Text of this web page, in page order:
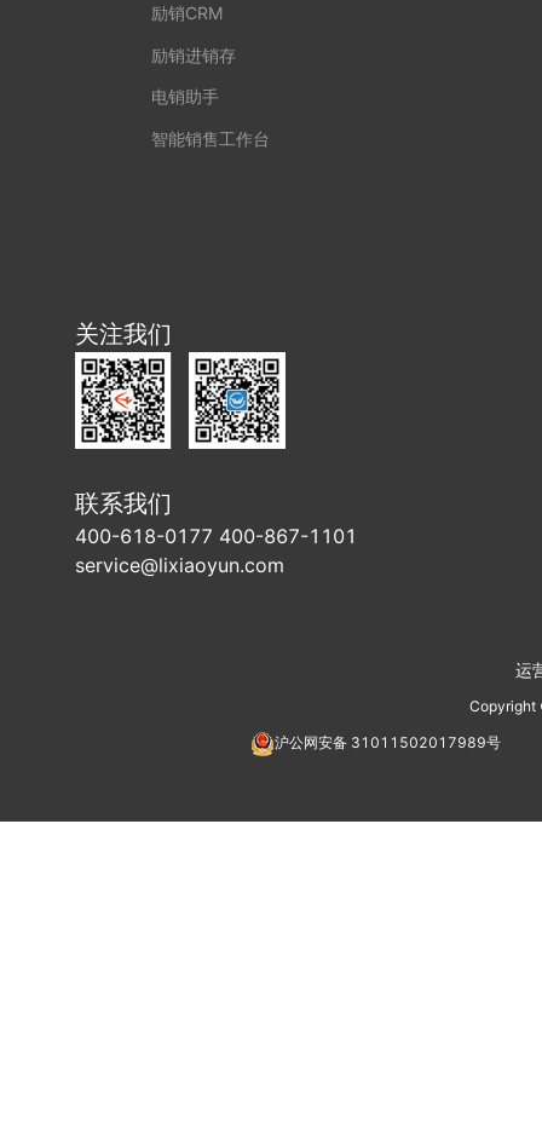
励销CRM
励销进销存
电销助手
智能销售工作台
关注我们
联系我们
400-618-0177 400-867-1101
service@lixiaoyun.com
运
沪公网安备 31011502017989号